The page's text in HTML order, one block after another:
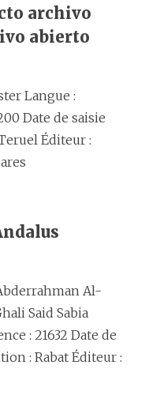
archivo
abierto
Langue :
Date de saisie
Éditeur :
Al-
Said Sabia
: 21632 Date de
: Rabat Éditeur :